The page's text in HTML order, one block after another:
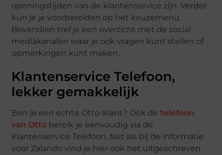
openingstijden van de klantenservice zijn. Verder
kun je je voorbereiden op het keuzemenu.
Bovendien tref je een overzicht met de social
mediakanalen waar je ook vragen kunt stellen of
opmerkingen kunt maken.
Klantenservice Telefoon,
lekker gemakkelijk
Ben je een echte Otto-klant? Ook detelefoon
van Otto bereik je eenvoudig via de
Klantenservice Telefoon. Net als bij de informatie
voor Zalando vind je hier ook het uitgeschreven